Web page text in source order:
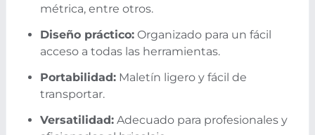
métrica, entre otros.
Diseño práctico: Organizado para un fácil
acceso a todas las herramientas.
Portabilidad: Maletín ligero y fácil de
transportar.
Versatilidad: Adecuado para profesionales y